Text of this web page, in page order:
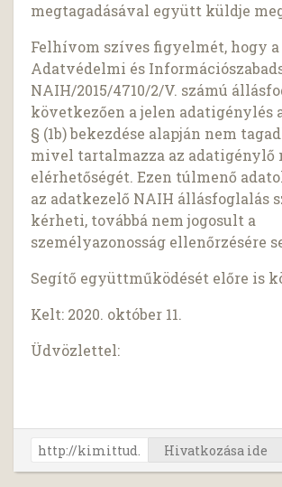
megtagadásával együtt küldje
Felhívom szíves figyelmét, hogy
Adatvédelmi és
NAIH/2015/4710/2/V. számú
következően a jelen adatigénylés
§ (1b) bekezdése alapján nem
mivel tartalmazza az adatigénylő
elérhetőségét. Ezen túlmenő
az adatkezelő NAIH állásfoglalás
kérheti, továbbá nem jogosult a
személyazonosság ellenőrzésére
Segítő együttműködését előre is
Kelt: 2020. október 11.
Üdvözlettel:
Hivatkozása ide